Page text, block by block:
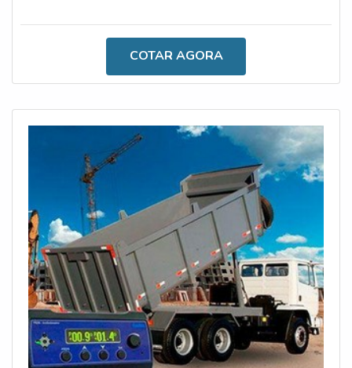
conferindo uma excelente relação entre custo-benefício,
PRINCIPAIS CARACTERÍSTICAS DO PRODUTONo
geral, o inclinômetro reduz os riscos de tombamento,
COTAR AGORA